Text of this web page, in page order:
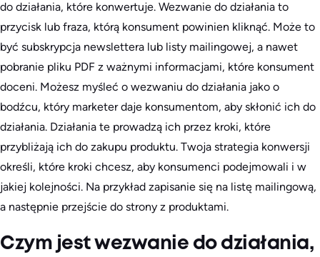
do działania, które konwertuje. Wezwanie do działania to
przycisk lub fraza, którą konsument powinien kliknąć. Może to
być subskrypcja newslettera lub listy mailingowej, a nawet
pobranie pliku PDF z ważnymi informacjami, które konsument
doceni. Możesz myśleć o wezwaniu do działania jako o
bodźcu, który marketer daje konsumentom, aby skłonić ich do
działania. Działania te prowadzą ich przez kroki, które
przybliżają ich do zakupu produktu. Twoja strategia konwersji
określi, które kroki chcesz, aby konsumenci podejmowali i w
jakiej kolejności. Na przykład zapisanie się na listę mailingową,
a następnie przejście do strony z produktami.
Czym jest wezwanie do działania,